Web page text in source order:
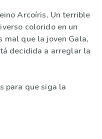
Arcoíris. Un terrible
colorido en un
mal que la joven Gala,
decidida a arreglar la
para que siga la